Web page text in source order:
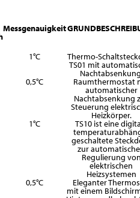
Messgenauigkeit
1°C Thermo-
TS01 mit
0,5°C Raumthermostat
automatischer
Nachtabsenkung
Steuerung
Heizkörper.
1°C TS10 ist eine
geschaltete
zur
Regulierung
elektrischen
Heizsystemen
0,5°C Eleganter
mit einem